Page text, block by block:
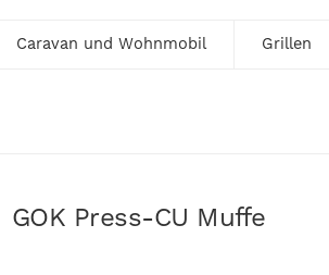
Caravan und Wohnmobil Grillen
GOK Press-CU Muffe